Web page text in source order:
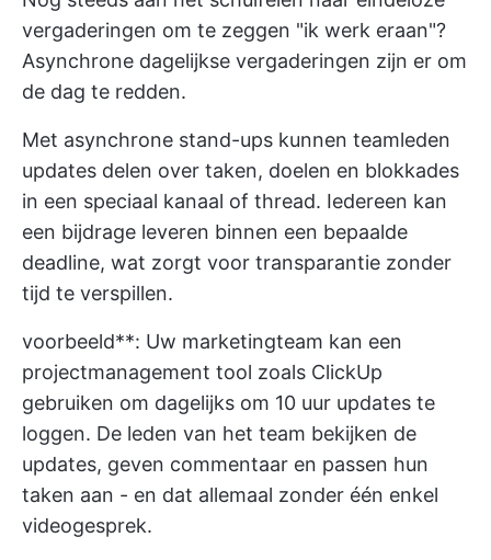
vergaderingen om te zeggen "ik werk eraan"?
Asynchrone dagelijkse vergaderingen zijn er om
de dag te redden.
Met asynchrone stand-ups kunnen teamleden
updates delen over taken, doelen en blokkades
in een speciaal kanaal of thread. Iedereen kan
een bijdrage leveren binnen een bepaalde
deadline, wat zorgt voor transparantie zonder
tijd te verspillen.
voorbeeld**: Uw marketingteam kan een
projectmanagement tool zoals ClickUp
gebruiken om dagelijks om 10 uur updates te
loggen. De leden van het team bekijken de
updates, geven commentaar en passen hun
taken aan - en dat allemaal zonder één enkel
videogesprek.